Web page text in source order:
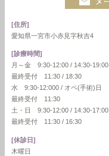
[住所]
愛知県一宮市小赤見字秋吉4
[診療時間]
月～金 9:30-12:00 / 14:30-19:00
最終受付 11:30 / 18:30
水 9:30-12:000 / オペ(手術)日
最終受付 11:30
土・日 9:30-12:00 / 14:30-17:00
最終受付 11:30 / 16:30
[休診日]
木曜日